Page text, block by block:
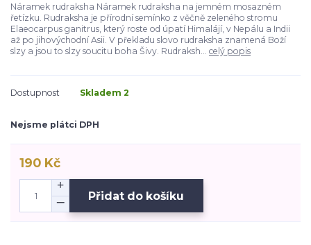
Náramek rudraksha Náramek rudraksha na jemném mosazném
řetízku. Rudraksha je přírodní semínko z věčně zeleného stromu
Elaeocarpus ganitrus, který roste od úpatí Himalájí, v Nepálu a Indii
až po jihovýchodní Asii. V překladu slovo rudraksha znamená Boží
slzy a jsou to slzy soucitu boha Šivy. Rudraksh... celý popis
Dostupnost Skladem 2
Nejsme plátci DPH
190 Kč
Přidat do košíku